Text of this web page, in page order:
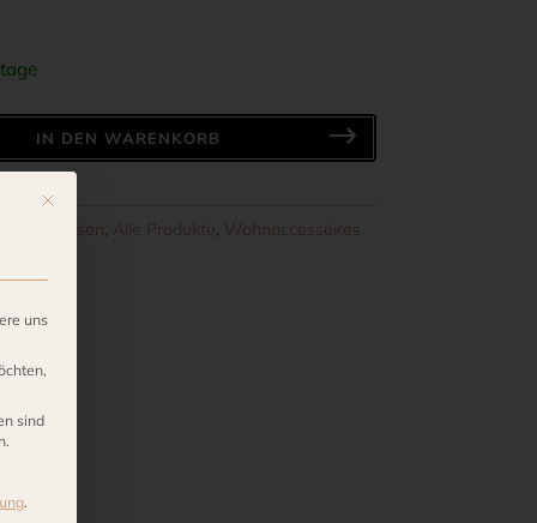
IN DEN WARENKORB
und Kissen, Alle Produkte, Wohnaccessoires
Mit diesem Button wird der Dialog geschlossen. Seine Funktionalität ist
uns
sind
.